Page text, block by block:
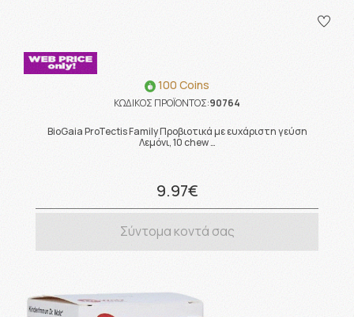
100 Coins
ΚΩΔΙΚΟΣ ΠΡΟΪΟΝΤΟΣ:90764
BioGaia ProTectis Family Προβιοτικά με ευχάριστη γεύση
Λεμόνι, 10 chew …
9.97€
Σύντομα κοντά σας